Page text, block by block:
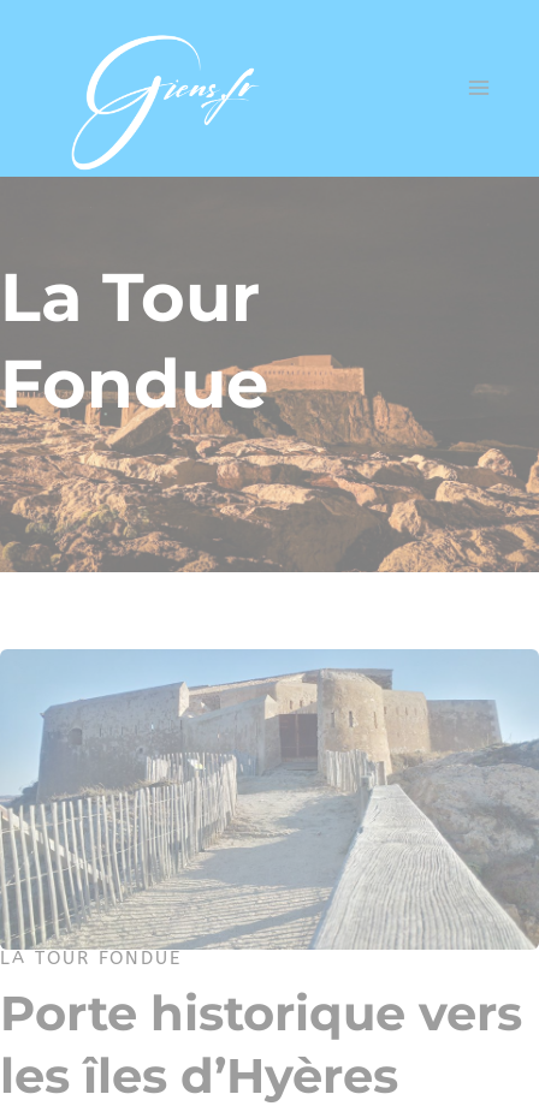
La Tour
Fondue
LA TOUR FONDUE
Porte historique vers
les îles d’Hyères